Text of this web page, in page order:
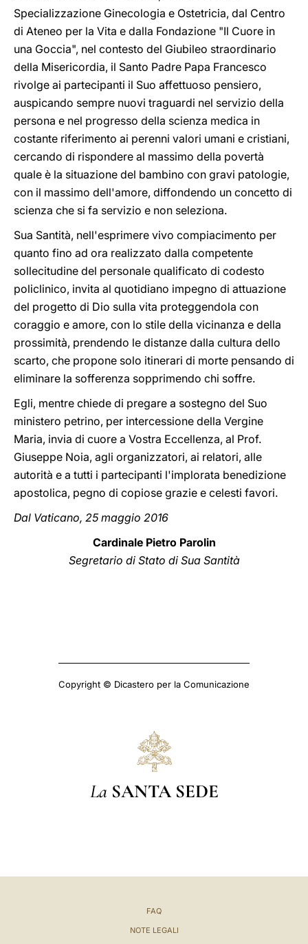
Specializzazione Ginecologia e Ostetricia, dal Centro
di Ateneo per la Vita e dalla Fondazione "Il Cuore in
una Goccia", nel contesto del Giubileo straordinario
della Misericordia, il Santo Padre Papa Francesco
rivolge ai partecipanti il Suo affettuoso pensiero,
auspicando sempre nuovi traguardi nel servizio della
persona e nel progresso della scienza medica in
costante riferimento ai perenni valori umani e cristiani,
cercando di rispondere al massimo della povertà
quale è la situazione del bambino con gravi patologie,
con il massimo dell'amore, diffondendo un concetto di
scienza che si fa servizio e non seleziona.
Sua Santità, nell'esprimere vivo compiacimento per
quanto fino ad ora realizzato dalla competente
sollecitudine del personale qualificato di codesto
policlinico, invita al quotidiano impegno di attuazione
del progetto di Dio sulla vita proteggendola con
coraggio e amore, con lo stile della vicinanza e della
prossimità, prendendo le distanze dalla cultura dello
scarto, che propone solo itinerari di morte pensando di
eliminare la sofferenza sopprimendo chi soffre.
Egli, mentre chiede di pregare a sostegno del Suo
ministero petrino, per intercessione della Vergine
Maria, invia di cuore a Vostra Eccellenza, al Prof.
Giuseppe Noia, agli organizzatori, ai relatori, alle
autorità e a tutti i partecipanti l'implorata benedizione
apostolica, pegno di copiose grazie e celesti favori.
Dal Vaticano, 25 maggio 2016
Cardinale Pietro Parolin
Segretario di Stato di Sua Santità
Copyright © Dicastero per la Comunicazione
La SANTA SEDE
FAQ
NOTE LEGALI